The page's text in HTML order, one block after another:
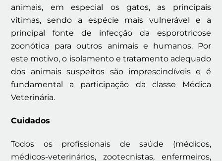
animais, em especial os gatos, as principais
vítimas, sendo a espécie mais vulnerável e a
principal fonte de infecção da esporotricose
zoonótica para outros animais e humanos. Por
este motivo, o isolamento e tratamento adequado
dos animais suspeitos são imprescindíveis e é
fundamental a participação da classe Médica
Veterinária.
Cuidados
Todos os profissionais de saúde (médicos,
médicos-veterinários, zootecnistas, enfermeiros,